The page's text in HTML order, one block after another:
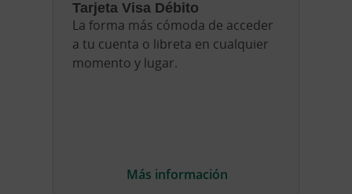
Eligiendo la cantidad cada mes
Seleccionar método de pago: Eligiendo la cantidad
Tarjeta Visa Débito
La forma más cómoda de acceder
a tu cuenta o libreta en cualquier
momento y lugar.
Más información